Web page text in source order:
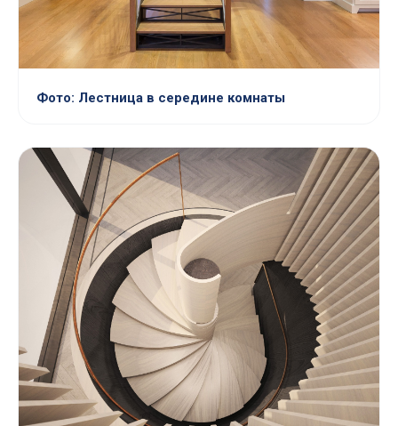
Фото: Лестница в середине комнаты